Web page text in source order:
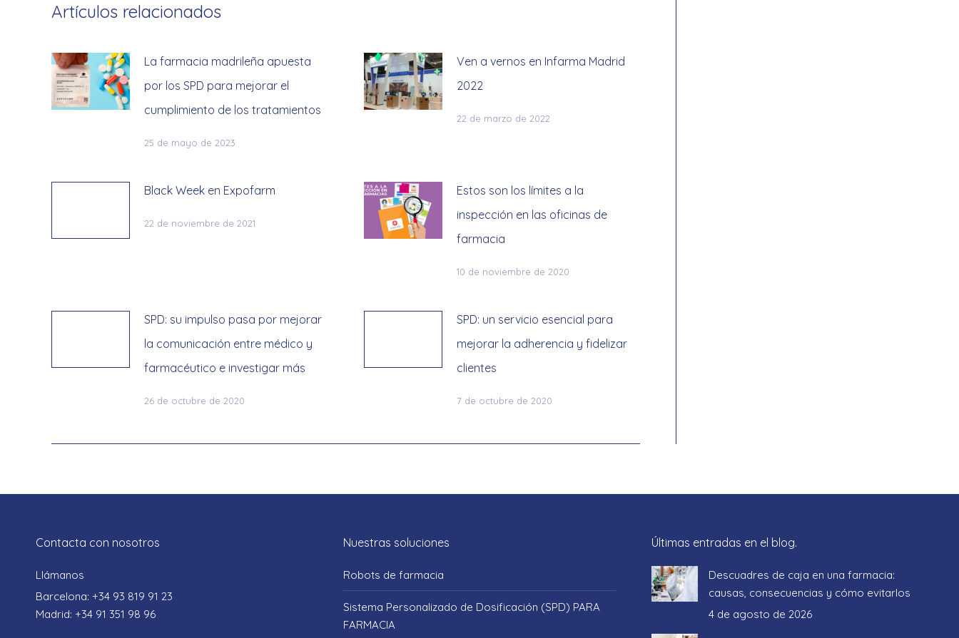
Artículos relacionados
La farmacia madrileña apuesta
por los SPD para mejorar el
cumplimiento de los tratamientos
25 de mayo de 2023
Ven a vernos en Infarma Madrid
2022
22 de marzo de 2022
Black Week en Expofarm
22 de noviembre de 2021
Estos son los límites a la
inspección en las oficinas de
farmacia
10 de noviembre de 2020
SPD: su impulso pasa por mejorar
la comunicación entre médico y
farmacéutico e investigar más
26 de octubre de 2020
SPD: un servicio esencial para
mejorar la adherencia y fidelizar
clientes
7 de octubre de 2020
Contacta con nosotros
Llámanos
Barcelona: +34 93 819 91 23
Madrid: +34 91 351 98 96
Nuestras soluciones
Robots de farmacia
Sistema Personalizado de Dosificación (SPD) PARA
FARMACIA
Últimas entradas en el blog.
Descuadres de caja en una farmacia:
causas, consecuencias y cómo evitarlos
4 de agosto de 2026